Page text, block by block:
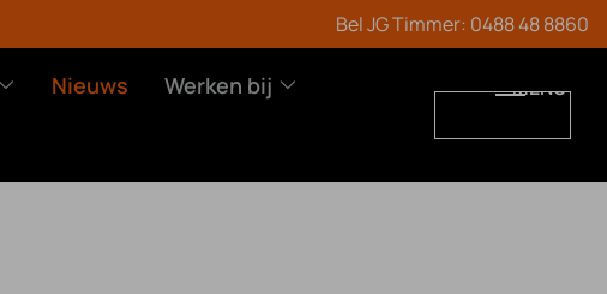
Bel JG Timmer: 0488 48 8860
Nieuws Werken bij MENU